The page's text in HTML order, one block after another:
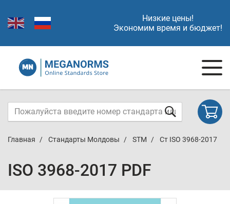
Низкие цены!
Экономим время и бюджет!
Главная Стандарты Молдовы STM Ст ISO 3968-2017
ISO 3968-2017 PDF